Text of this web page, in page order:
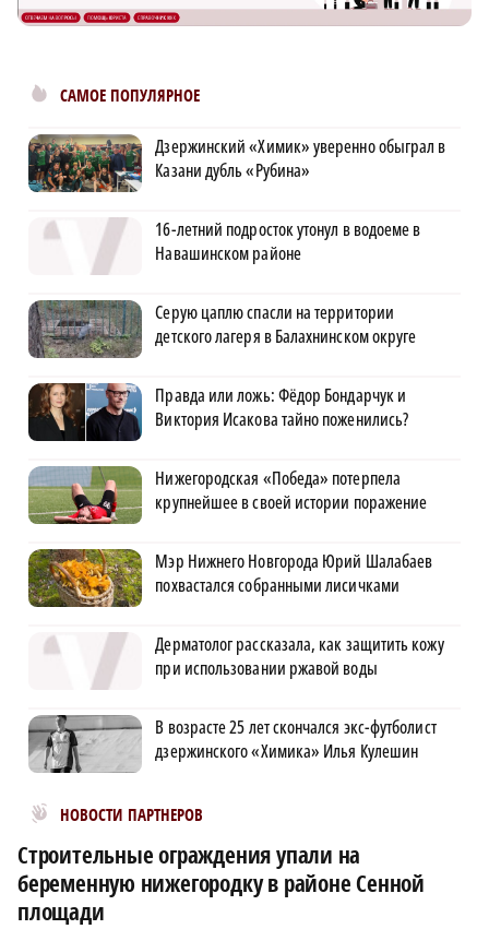
САМОЕ ПОПУЛЯРНОЕ
Дзержинский «Химик» уверенно обыграл в
Казани дубль «Рубина»
16-летний подросток утонул в водоеме в
Навашинском районе
Серую цаплю спасли на территории
детского лагеря в Балахнинском округе
Правда или ложь: Фёдор Бондарчук и
Виктория Исакова тайно поженились?
Нижегородская «Победа» потерпела
крупнейшее в своей истории поражение
Мэр Нижнего Новгорода Юрий Шалабаев
похвастался собранными лисичками
Дерматолог рассказала, как защитить кожу
при использовании ржавой воды
В возрасте 25 лет скончался экс-футболист
дзержинского «Химика» Илья Кулешин
НОВОСТИ ПАРТНЕРОВ
Новости МирТесен
Строительные ограждения упали на
беременную нижегородку в районе Сенной
площади